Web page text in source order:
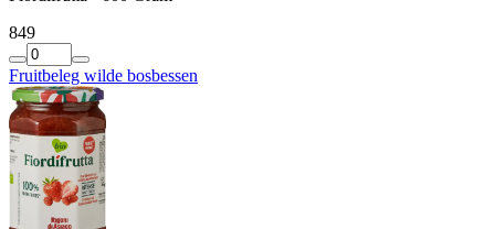
849
Fruitbeleg wilde bosbessen